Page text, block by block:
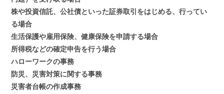
株や投資信託、公社債といった証券取引をはじめる、行ってい
る場合
生活保護や雇用保険、健康保険を申請する場合
所得税などの確定申告を行う場合
ハローワークの事務
防災、災害対策に関する事務
災害者台帳の作成事務